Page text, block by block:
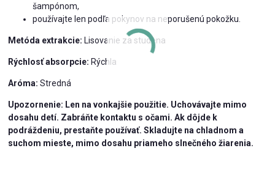
šampónom,
používajte len podľa pokynov na neporušenú pokožku.
Metóda extrakcie: Lisovanie za studena
Rýchlosť absorpcie: Rýchla
Aróma: Stredná
Upozornenie: Len na vonkajšie použitie. Uchovávajte mimo
dosahu detí. Zabráňte kontaktu s očami. Ak dôjde k
podráždeniu, prestaňte používať. Skladujte na chladnom a
suchom mieste, mimo dosahu priameho slnečného žiarenia.